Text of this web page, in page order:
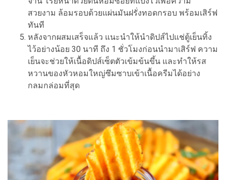
สวยงาม ล้อมรอบด้วยแผ่นมันฝรั่งทอดกรอบ พร้อมเสิร์ฟ
ทันที
หลังจากผสมเสร็จแล้ว แนะนำให้นำดิปส์ไปแช่ตู้เย็นทิ้ง
ไว้อย่างน้อย 30 นาที ถึง 1 ชั่วโมงก่อนนำมาเสิร์ฟ ความ
เย็นจะช่วยให้เนื้อดิปส์เซ็ตตัวเข้มข้นขึ้น และทำให้รส
หวานของหัวหอมใหญ่ซึมซาบเข้าเนื้อครีมได้อย่าง
กลมกล่อมที่สุด